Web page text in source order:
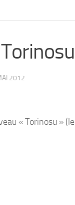
2012
« Torinosu »